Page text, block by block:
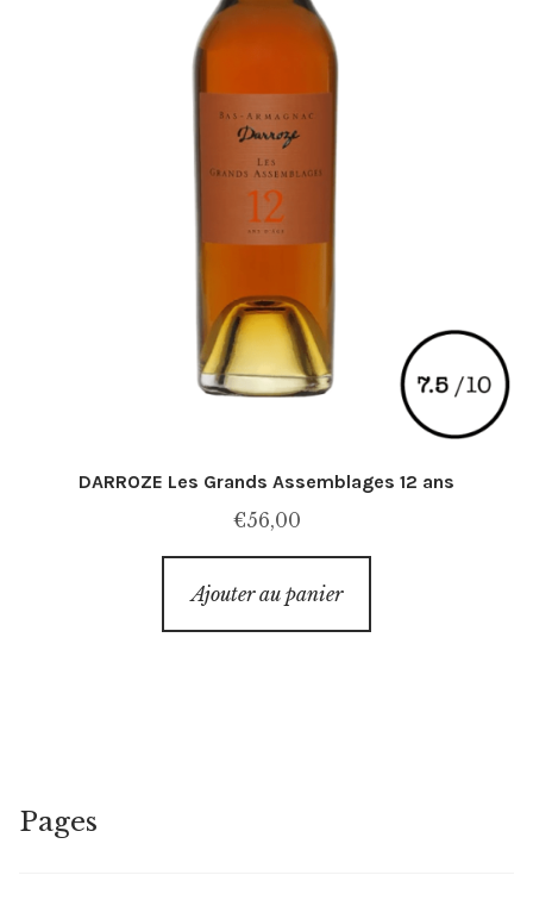
DARROZE Les Grands Assemblages 12 ans
€56,00
Ajouter au panier
Pages